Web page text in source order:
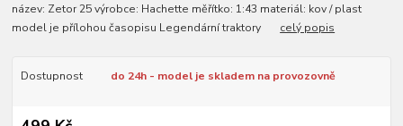
název: Zetor 25 výrobce: Hachette měřítko: 1:43 materiál: kov / plast
model je přílohou časopisu Legendární traktory celý popis
Dostupnost do 24h - model je skladem na provozovně